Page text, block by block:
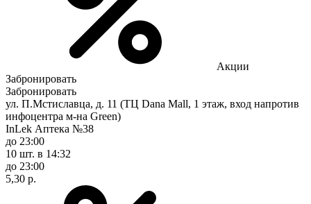
Акции
Забронировать
Забронировать
ул. П.Мстиславца, д. 11 (ТЦ Dana Mall, 1 этаж, вход напротив
инфоцентра м-на Green)
InLek Аптека №38
до 23:00
10 шт. в 14:32
до 23:00
5,30 р.